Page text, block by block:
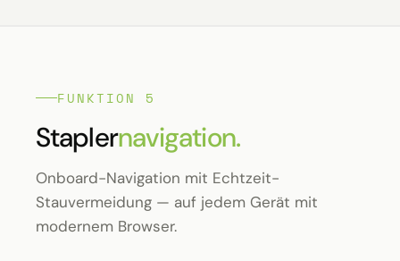
FUNKTION 5
Staplernavigation.
Onboard-Navigation mit Echtzeit-
Stauvermeidung — auf jedem Gerät mit
modernem Browser.